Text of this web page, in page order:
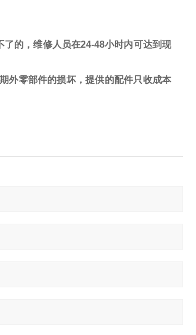
了的，维修人员在24-48小时内可达到现
外零部件的损坏，提供的配件只收成本